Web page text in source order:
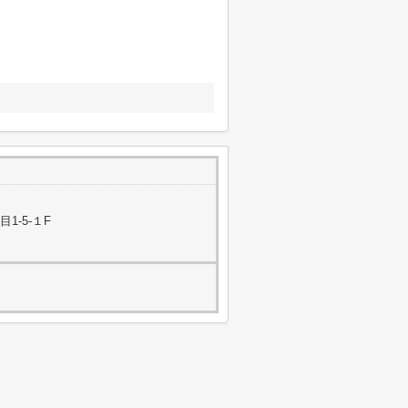
1-5-１F